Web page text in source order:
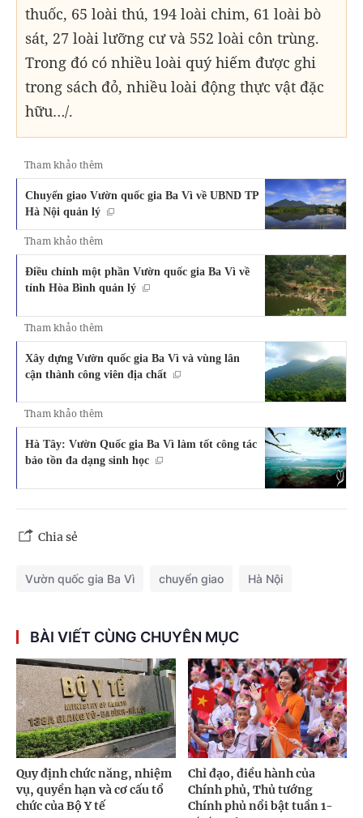
thuốc, 65 loài thú, 194 loài chim, 61 loài bò
sát, 27 loài lưỡng cư và 552 loài côn trùng.
Trong đó có nhiều loài quý hiếm được ghi
trong sách đỏ, nhiều loài động thực vật đặc
hữu…/.
Tham khảo thêm
Chuyển giao Vườn quốc gia Ba Vì về UBND TP
Hà Nội quản lý
Tham khảo thêm
Điều chỉnh một phần Vườn quốc gia Ba Vì về
tỉnh Hòa Bình quản lý
Tham khảo thêm
Xây dựng Vườn quốc gia Ba Vì và vùng lân
cận thành công viên địa chất
Tham khảo thêm
Hà Tây: Vườn Quốc gia Ba Vì làm tốt công tác
bảo tồn đa dạng sinh học
Chia sẻ
Vườn quốc gia Ba Vì chuyển giao Hà Nội
BÀI VIẾT CÙNG CHUYÊN MỤC
Quy định chức năng, nhiệm
vụ, quyền hạn và cơ cấu tổ
chức của Bộ Y tế
Chỉ đạo, điều hành của
Chính phủ, Thủ tướng
Chính phủ nổi bật tuần 1-